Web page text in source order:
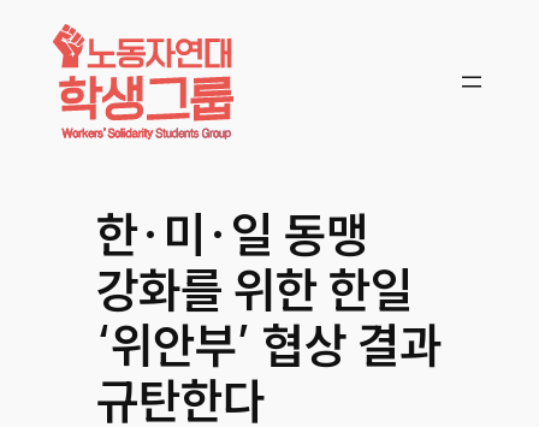
콘텐츠로
바로가기
한∙미∙일 동맹
강화를 위한 한일
‘위안부’ 협상 결과
규탄한다